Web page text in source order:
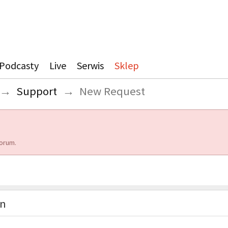
Live Serwis Sklep
→ Support → New Request